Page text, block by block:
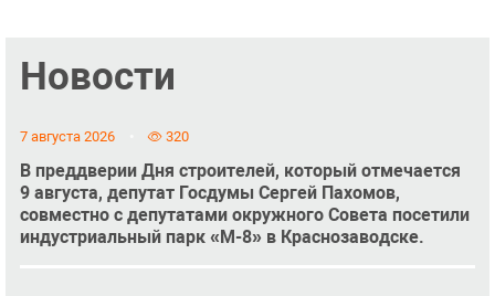
Новости
7 августа 2026 320
В преддверии Дня строителей, который отмечается
9 августа, депутат Госдумы Сергей Пахомов,
совместно с депутатами окружного Совета посетили
индустриальный парк «М-8» в Краснозаводске.